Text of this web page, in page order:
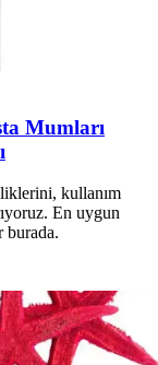
Mumları
kullanım
En uygun
burada.